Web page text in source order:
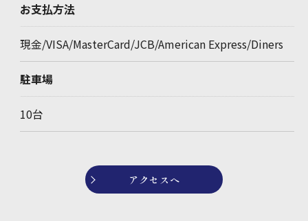
お支払方法
現金/VISA/MasterCard/JCB/American Express/Diners
駐車場
10台
アクセスへ